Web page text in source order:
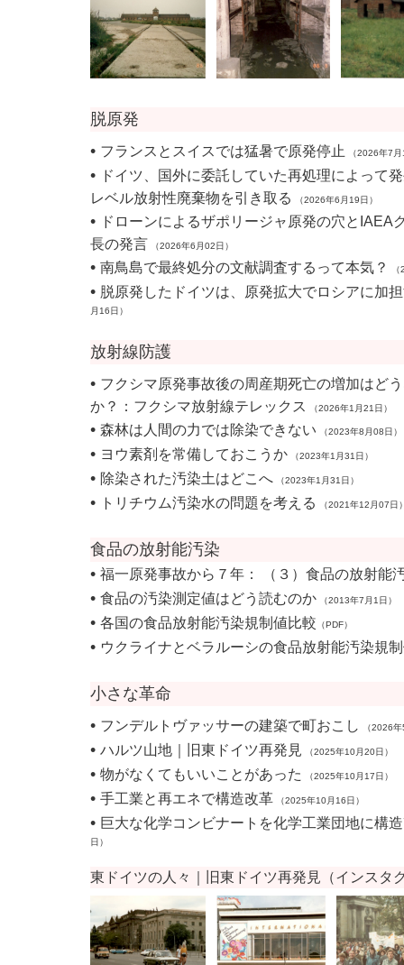
脱原発
• フランスとスイスでは猛暑で原発停止 （2026年7
• ドイツ、国外に委託していた再処理によって
レベル放射性廃棄物を引き取る
（2026年6月19日）
• ドローンによるザポリージャ原発の穴とIAEA
長の発言 （2026年6月02日）
• 南鳥島で最終処分の文献調査するって本気？
• 脱原発したドイツは、原発拡大でロシアに加
月16日）
放射線防護
• フクシマ原発事故後の周産期死亡の増加はど
か？：フクシマ放射線テレックス
（2026年1月21日）
• 森林は人間の力では除染できない （2023年8月08日）
• ヨウ素剤を常備しておこうか （2023年1月31日）
• 除染された汚染土はどこへ （2023年1月31日）
• トリチウム汚染水の問題を考える （2021年12月07日
食品の放射能汚染
• 福一原発事故から７年： （３）食品の放射能
• 食品の汚染測定値はどう読むのか （2013年7月1日）
• 各国の食品放射能汚染規制値比較 （PDF）
• ウクライナとベラルーシの食品放射能汚染規
小さな革命
• フンデルトヴァッサーの建築で町おこし （2026
• ハルツ山地｜旧東ドイツ再発見 （2025年10月20日）
• 物がなくてもいいことがあった （2025年10月17日）
• 手工業と再エネで構造改革 （2025年10月16日）
• 巨大な化学コンビナートを化学工業団地に構
日）
東ドイツの人々｜旧東ドイツ再発見 （インスタ